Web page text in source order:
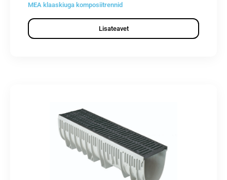
MEA klaaskiuga komposiitrennid
Lisateavet